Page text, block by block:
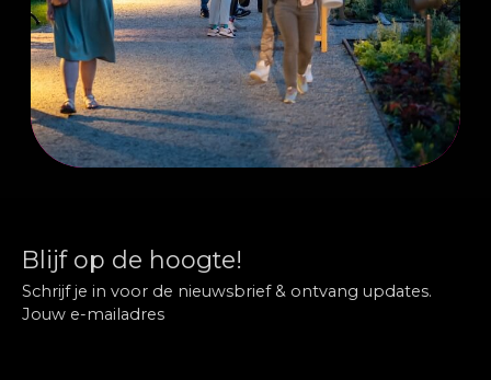
Blijf op de hoogte!
Schrijf je in voor de nieuwsbrief & ontvang updates.
Jouw e-mailadres